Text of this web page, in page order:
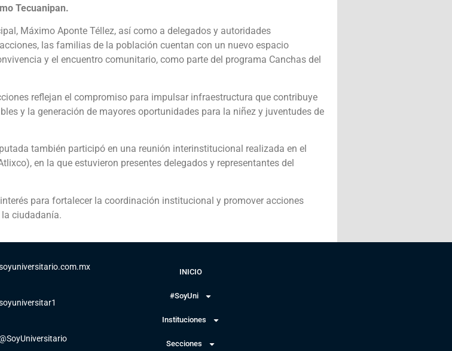
Tecuanipan.
Máximo Aponte Téllez, así como a delegados y autoridades
las familias de la población cuentan con un nuevo espacio
y el encuentro comunitario, como parte del programa Canchas del
reflejan el compromiso para impulsar infraestructura que contribuye
y la generación de mayores oportunidades para la niñez y juventudes de
también participó en una reunión interinstitucional realizada en el
en la que estuvieron presentes delegados y representantes del
para fortalecer la coordinación institucional y promover acciones
ciudadanía.
INICIO
#SoyUni
Instituciones
Secciones